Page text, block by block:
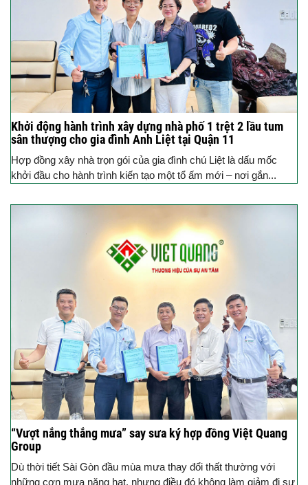
Khởi động hành trình xây dựng nhà phố 1 trệt 2 lầu tum
sân thượng cho gia đình Anh Liệt tại Quận 11
Hợp đồng xây nhà trọn gói của gia đình chú Liệt là dấu mốc
khởi đầu cho hành trình kiến tạo một tổ ấm mới – nơi gắn...
“Vượt nắng thắng mưa” say sưa ký hợp đồng Việt Quang
Group
Dù thời tiết Sài Gòn đầu mùa mưa thay đổi thất thường với
những cơn mưa nặng hạt, nhưng điều đó không làm giảm đi sự